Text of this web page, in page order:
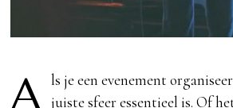
A ls je een evenement
juiste sfeer essentieel is. Of